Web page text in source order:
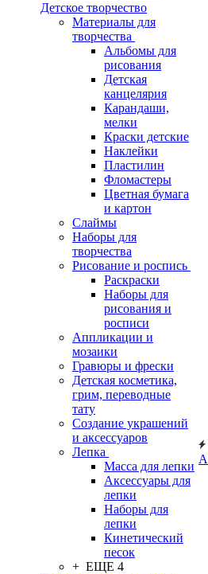
Детское творчество
Материалы для
творчества
Альбомы для
рисования
Детская
канцелярия
Карандаши,
мелки
Краски детские
Наклейки
Пластилин
Фломастеры
Цветная бумага
и картон
Слаймы
Наборы для
творчества
Рисование и роспись
Раскраски
Наборы для
рисования и
росписи
Аппликации и
мозаики
Гравюры и фрески
Детская косметика,
грим, переводные
тату
Создание украшений
и аксессуаров
Лепка
Масса для лепки
Аксессуары для
лепки
Наборы для
лепки
Кинетический
песок
+ ЕЩЕ 4